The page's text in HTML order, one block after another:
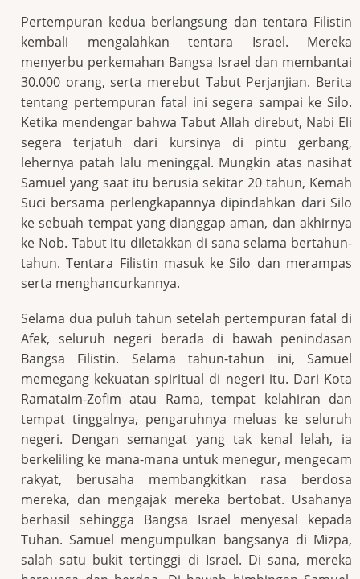
Pertempuran kedua berlangsung dan tentara Filistin
kembali mengalahkan tentara Israel. Mereka
menyerbu perkemahan Bangsa Israel dan membantai
30.000 orang, serta merebut Tabut Perjanjian. Berita
tentang pertempuran fatal ini segera sampai ke Silo.
Ketika mendengar bahwa Tabut Allah direbut, Nabi Eli
segera terjatuh dari kursinya di pintu gerbang,
lehernya patah lalu meninggal. Mungkin atas nasihat
Samuel yang saat itu berusia sekitar 20 tahun, Kemah
Suci bersama perlengkapannya dipindahkan dari Silo
ke sebuah tempat yang dianggap aman, dan akhirnya
ke Nob. Tabut itu diletakkan di sana selama bertahun-
tahun. Tentara Filistin masuk ke Silo dan merampas
serta menghancurkannya.
Selama dua puluh tahun setelah pertempuran fatal di
Afek, seluruh negeri berada di bawah penindasan
Bangsa Filistin. Selama tahun-tahun ini, Samuel
memegang kekuatan spiritual di negeri itu. Dari Kota
Ramataim-Zofim atau Rama, tempat kelahiran dan
tempat tinggalnya, pengaruhnya meluas ke seluruh
negeri. Dengan semangat yang tak kenal lelah, ia
berkeliling ke mana-mana untuk menegur, mengecam
rakyat, berusaha membangkitkan rasa berdosa
mereka, dan mengajak mereka bertobat. Usahanya
berhasil sehingga Bangsa Israel menyesal kepada
Tuhan. Samuel mengumpulkan bangsanya di Mizpa,
salah satu bukit tertinggi di Israel. Di sana, mereka